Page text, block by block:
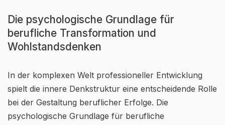
Die psychologische Grundlage für
berufliche Transformation und
Wohlstandsdenken
In der komplexen Welt professioneller Entwicklung
spielt die innere Denkstruktur eine entscheidende Rolle
bei der Gestaltung beruflicher Erfolge. Die
psychologische Grundlage für berufliche